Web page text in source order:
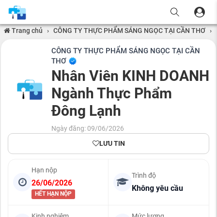
Trang chủ › CÔNG TY THỰC PHẨM SÁNG NGỌC TẠI CẦN THƠ ›
CÔNG TY THỰC PHẨM SÁNG NGỌC TẠI CẦN
THƠ
Nhân Viên KINH DOANH
Ngành Thực Phẩm
Đông Lạnh
Ngày đăng: 09/06/2026
LƯU TIN
Hạn nộp
26/06/2026
HẾT HẠN NỘP
Trình độ
Không yêu cầu